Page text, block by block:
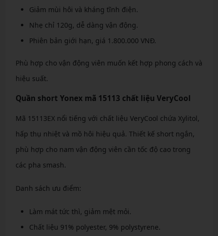
Giảm mùi hôi và kháng tĩnh điện.
Nhẹ chỉ 120g, dễ dàng vận động.
Phiên bản giới hạn, giá 1.800.000 VNĐ.
Phù hợp cho vận động viên muốn kết hợp phong cách và
hiệu suất.
Quần short Yonex mã 15113 chất liệu VeryCool
Mã 15113EX nổi tiếng với chất liệu VeryCool chứa Xylitol,
hấp thụ nhiệt và mồ hôi hiệu quả. Thiết kế short ngắn,
phù hợp cho nam vận động viên cần tốc độ cao trong
các pha smash.
Danh sách ưu điểm:
Làm mát tức thì, giảm mệt mỏi.
Chất liệu 91% polyester, 9% polystyrene.